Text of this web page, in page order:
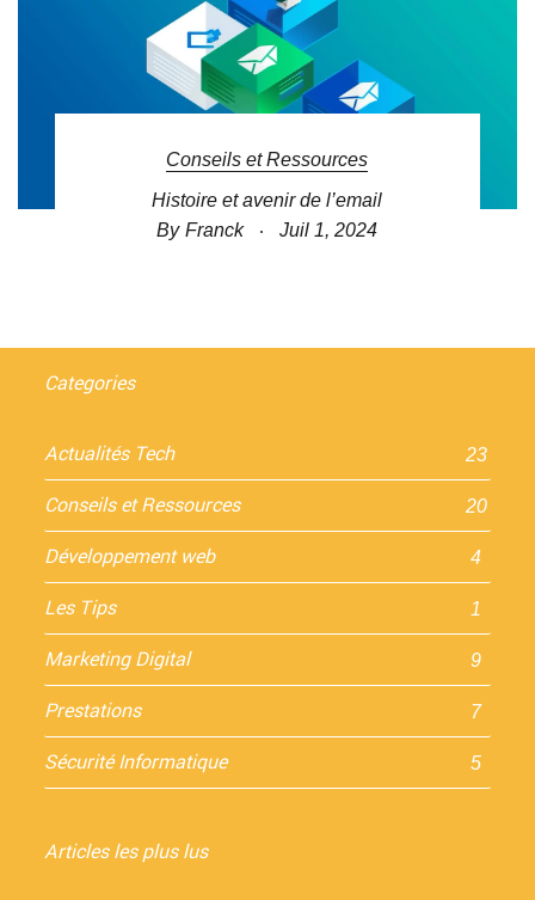
Conseils et Ressources
Histoire et avenir de l’email
By Franck Juil 1, 2024
Categories
Actualités Tech 23
Conseils et Ressources 20
Développement web 4
Les Tips 1
Marketing Digital 9
Prestations 7
Sécurité Informatique 5
Articles les plus lus